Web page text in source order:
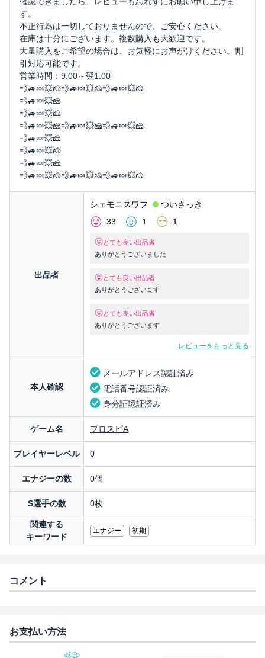
す。
不正行為は一切しておりませんので、ご安心ください。
在庫は十分にございます。複数購入も大歓迎です。
大量購入をご希望の場合は、お気軽にお声がけください。割
引対応可能です。
営業時間：9:00～翌1:00
💨🚙🍬💥🧀💨🚙🍬💥🧀💨🚙🍬💥🧀
💨🚙🍬💥🧀
💨🚙🍬💥🧀
💨🚙🍬💥🧀💨🚙🍬💥🧀💨🚙🍬💥🧀
💨🚙🍬💥🧀
💨🚙🍬💥🧀
💨🚙🍬💥🧀
💨🚙🍬💥🧀💨🚙🍬💥🧀💨🚙🍬💥🧀
出品者
シェモニスワフ
ついさっき
33
1 1
とても良い出品者
ありがとうございました
とても良い出品者
ありがとうございます
とても良い出品者
ありがとうございます
レビューをもっと見る
本人確認
メールアドレス認証済み
電話番号認証済み
身分証認証済み
ゲーム名 プロスピA
プレイヤーレベル 0
エナジーの数 0個
S選手の数 0枚
関連する
キーワード
エナジー 初期
コメント
お支払い方法